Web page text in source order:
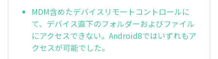
MDM含めたデバイスリモートコントロールに
て、デバイス直下のフォルダーおよびファイル
にアクセスできない。Android8ではいずれもア
クセスが可能でした。